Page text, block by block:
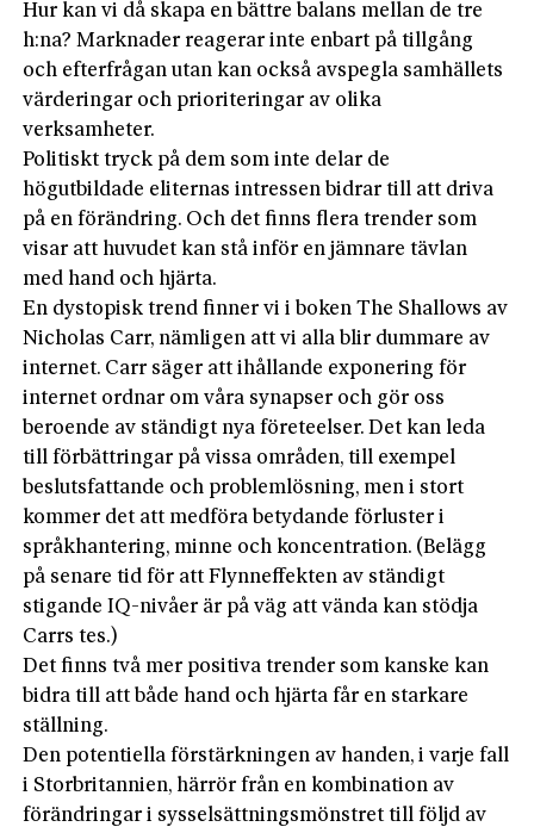
Hur kan vi då skapa en bättre balans mellan de tre
h:na? Marknader reagerar inte enbart på tillgång
och efterfrågan utan kan också avspegla samhällets
värderingar och prioriteringar av olika
verksamheter.
Politiskt tryck på dem som inte delar de
högutbildade eliternas intressen bidrar till att driva
på en förändring. Och det finns flera trender som
visar att huvudet kan stå inför en jämnare tävlan
med hand och hjärta.
En dystopisk trend finner vi i boken The Shallows av
Nicholas Carr, nämligen att vi alla blir dummare av
internet. Carr säger att ihållande exponering för
internet ordnar om våra synapser och gör oss
beroende av ständigt nya företeelser. Det kan leda
till förbättringar på vissa områden, till exempel
beslutsfattande och problemlösning, men i stort
kommer det att medföra betydande förluster i
språkhantering, minne och koncentration. (Belägg
på senare tid för att Flynneffekten av ständigt
stigande IQ-nivåer är på väg att vända kan stödja
Carrs tes.)
Det finns två mer positiva trender som kanske kan
bidra till att både hand och hjärta får en starkare
ställning.
Den potentiella förstärkningen av handen, i varje fall
i Storbritannien, härrör från en kombination av
förändringar i sysselsättningsmönstret till följd av